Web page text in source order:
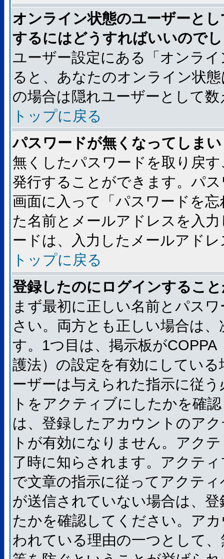
オンライン状態のユーザーと
するにはどうすればいいので
ユーザー設定にある「オンラ
ると、あなたのオンライン状
の場合は隠れユーザーとして
トップに戻る
パスワードが無くなってしま
無くしたパスワードを取り戻
発行することができます。パ
画面に入って「パスワードを
た名前とメールアドレスを入
ードは、入力したメールアド
トップに戻る
登録したのにログインするこ
まず最初に正しい名前とパス
さい。両方とも正しい場合は
す。1つ目は、掲示板が
護法）の設定を有効にしてい
ーザーは与えられた指示に従
トをアクティブにしたかを確
は、登録したアカウントのア
トが有効になりません。アク
了時に知らされます。アクテ
で文章の指示に従ってアクテ
が送信されていない場合は、
たかを確認してください。ア
われている理由の一つとして